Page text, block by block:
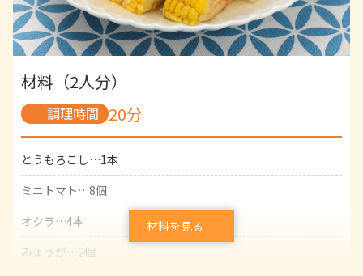
材料を見る
材料（2人分）
調理時間 20分
とうもろこし…1本
ミニトマト…8個
オクラ…4本
みょうが…2個